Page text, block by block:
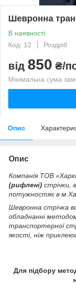
Шевронна
В наявності
Код: 12
Роздріб
від 850 ₴/
Мінімальна сума
Опис
Опис
Компанія ТОВ
(рифлені) стрічки,
потужностях в
Шевронна стрічка
обладнанні
транспортерної
якості, ніж
Для підбору